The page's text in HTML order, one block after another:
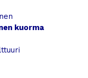
kuorma